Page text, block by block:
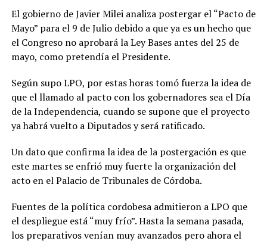
El gobierno de Javier Milei analiza postergar el “Pacto de
Mayo” para el 9 de Julio debido a que ya es un hecho que
el Congreso no aprobará la Ley Bases antes del 25 de
mayo, como pretendía el Presidente.
Según supo LPO, por estas horas tomó fuerza la idea de
que el llamado al pacto con los gobernadores sea el Día
de la Independencia, cuando se supone que el proyecto
ya habrá vuelto a Diputados y será ratificado.
Un dato que confirma la idea de la postergación es que
este martes se enfrió muy fuerte la organización del
acto en el Palacio de Tribunales de Córdoba.
Fuentes de la política cordobesa admitieron a LPO que
el despliegue está “muy frío”. Hasta la semana pasada,
los preparativos venían muy avanzados pero ahora el